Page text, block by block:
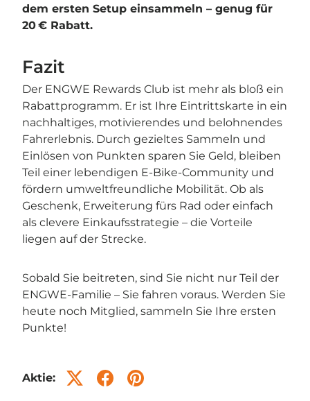
dem ersten Setup einsammeln – genug für
20 € Rabatt.
Fazit
Der ENGWE Rewards Club ist mehr als bloß ein
Rabattprogramm. Er ist Ihre Eintrittskarte in ein
nachhaltiges, motivierendes und belohnendes
Fahrerlebnis. Durch gezieltes Sammeln und
Einlösen von Punkten sparen Sie Geld, bleiben
Teil einer lebendigen E‑Bike-Community und
fördern umweltfreundliche Mobilität. Ob als
Geschenk, Erweiterung fürs Rad oder einfach
als clevere Einkaufsstrategie – die Vorteile
liegen auf der Strecke.
Sobald Sie beitreten, sind Sie nicht nur Teil der
ENGWE-Familie – Sie fahren voraus. Werden Sie
heute noch Mitglied, sammeln Sie Ihre ersten
Punkte!
Aktie: